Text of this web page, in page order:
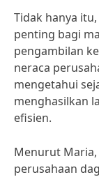
Tidak hanya
penting bagi
pengambilan
neraca
mengetahui
menghasilkan
efisien.
Menurut Maria,
perusahaan